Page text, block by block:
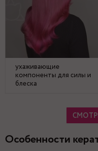
ухаживающие
компоненты для силы и
блеска
Особенности